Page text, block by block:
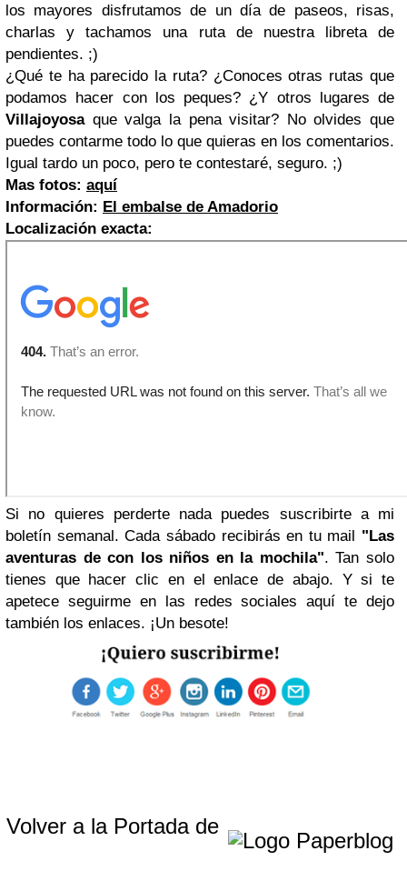
los mayores disfrutamos de un día de paseos, risas,
charlas y tachamos una ruta de nuestra libreta de
pendientes. ;)
¿Qué te ha parecido la ruta? ¿Conoces otras rutas que
podamos hacer con los peques? ¿Y otros lugares de
Villajoyosaque valga la pena visitar? No olvides que
puedes contarme todo lo que quieras en los comentarios.
Igual tardo un poco, pero te contestaré, seguro. ;)
Mas fotos: aquí
Información: El embalse de Amadorio
Localización exacta:
Si no quieres perderte nada puedes suscribirte a mi
boletín semanal. Cada sábado recibirás en tu mail "Las
aventuras de con los niños en la mochila". Tan solo
tienes que hacer clic en el enlace de abajo. Y si te
apetece seguirme en las redes sociales aquí te dejo
también los enlaces. ¡Un besote!
Volver a la Portada de